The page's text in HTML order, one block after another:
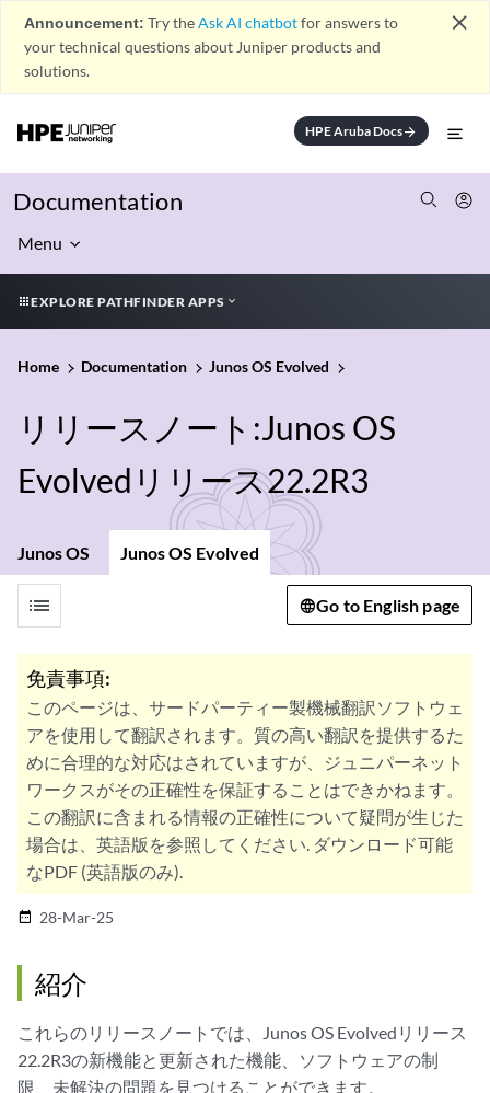
Announcement: Try theAsk AI chatbotfor answers to
your technical questions about Juniper products and
solutions.
close
HPE Aruba Docsarrow_forward
Documentation
Menu
EXPLORE PATHFINDER APPS
Home Documentation Junos OS Evolved
リリースノート:Junos OS
Evolvedリリース22.2R3
Junos OS Junos OS Evolved
list Go to English page
免責事項:
このページは、サードパーティー製機械翻訳ソフトウェ
アを使用して翻訳されます。質の高い翻訳を提供するた
めに合理的な対応はされていますが、ジュニパーネット
ワークスがその正確性を保証することはできかねます。
この翻訳に含まれる情報の正確性について疑問が生じた
場合は、英語版を参照してください. ダウンロード可能
なPDF (英語版のみ).
date_range 28-Mar-25
紹介
これらのリリースノートでは、Junos OS Evolvedリリース
22.2R3の新機能と更新された機能、ソフトウェアの制
限、未解決の問題を見つけることができます。